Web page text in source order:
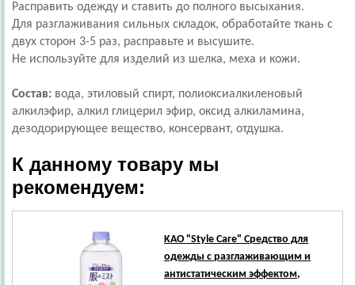
Расправить одежду и ставить до полного высыхания.
Для разглаживания сильных складок, обработайте ткань с
двух сторон 3-5 раз, расправьте и высушите.
Не используйте для изделий из шелка, меха и кожи.
Состав: вода, этиловый спирт, полиоксиалкиленовый
алкилэфир, алкил глицерил эфир, оксид алкиламина,
дезодорирующее вещество, консервант, отдушка.
К данному товару мы
рекомендуем:
KAO"Style Care" Средство для
одежды с разглаживающим и
антистатическим эффектом,